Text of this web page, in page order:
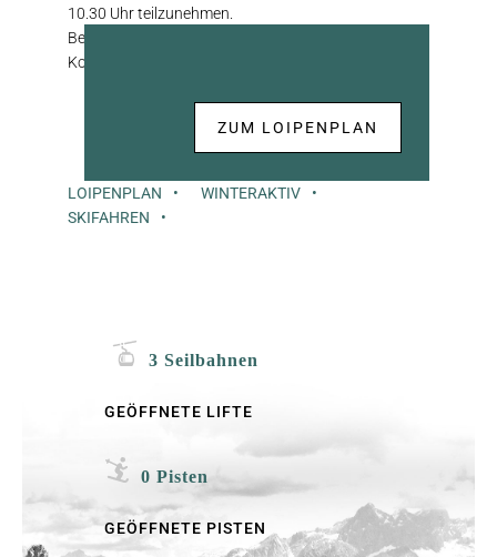
10.30 Uhr teilzunehmen.
Beim Langlauf gehts um Gleichgewicht,
Koordination und Ausdauer! Machen Sie mit!
ZUM LOIPENPLAN
LOIPENPLAN
WINTERAKTIV
SKIFAHREN
3 Seilbahnen
GEÖFFNETE LIFTE
0 Pisten
GEÖFFNETE PISTEN